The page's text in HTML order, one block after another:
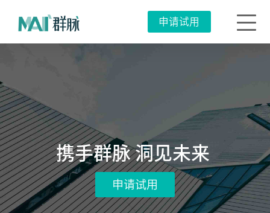
申请试用
携手群脉 洞见未来
申请试用